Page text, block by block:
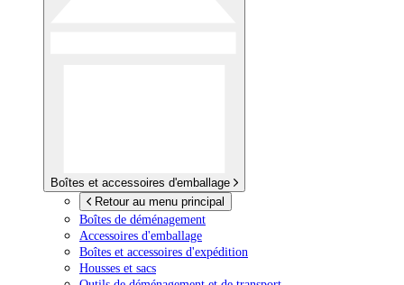
Boîtes et accessoires d'emballage
Retour au menu principal
Boîtes de déménagement
Accessoires d'emballage
Boîtes et accessoires d'expédition
Housses et sacs